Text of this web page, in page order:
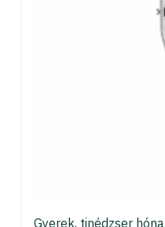
Gyerek, tinédzser